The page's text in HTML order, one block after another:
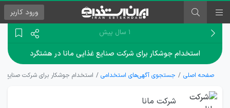
ورود کاربر
۱ سال پیش
استخدام جوشکار برای شرکت صنایع غذایی مانا در هشتگرد
صفحه اصلی جستجوی آگهی‌های استخدامی استخدام جوشکار برای شرکت صنایع
شرکت مانا